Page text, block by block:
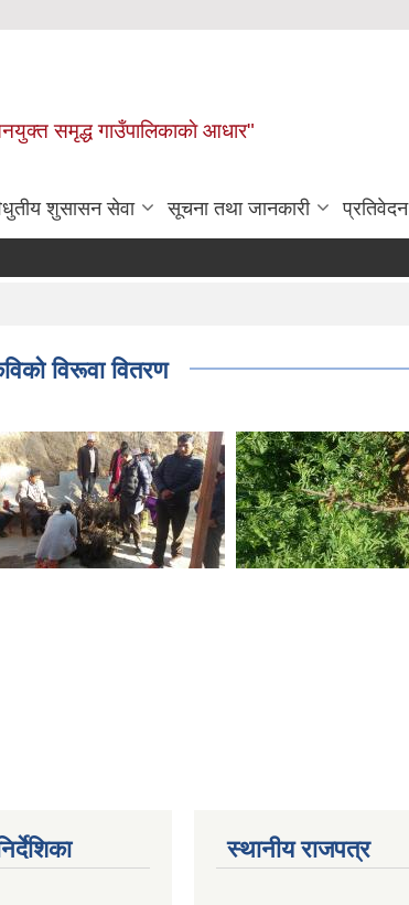
समृद्ध गाउँपालिकाकाे आधार"
शुसासन सेवा सूचना तथा जानकारी प्रतिवेदन
विरूवा वितरण
स्थानीय राजपत्र